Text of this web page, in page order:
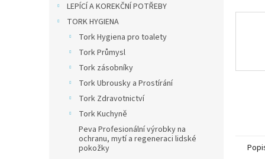
LEPÍCÍ A KOREKČNÍ POTŘEBY
TORK HYGIENA
Tork Hygiena pro toalety
Tork Průmysl
Tork zásobníky
Tork Ubrousky a Prostírání
Tork Zdravotnictví
Tork Kuchyně
Peva Profesionální výrobky na
ochranu, mytí a regeneraci lidské
pokožky